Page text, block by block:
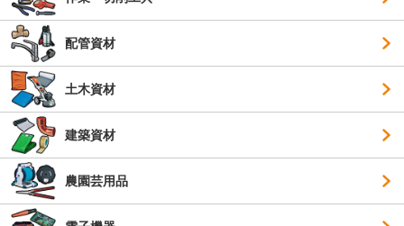
配管資材
土木資材
建築資材
農園芸用品